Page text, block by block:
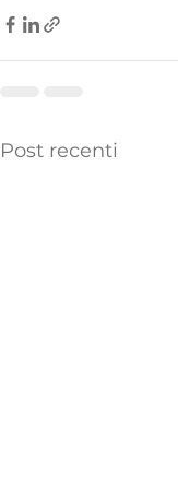
Post recenti